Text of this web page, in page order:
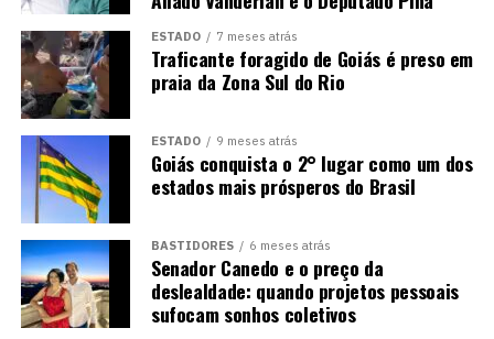
ESTADO 7 meses atrás
Traficante foragido de Goiás é preso em
praia da Zona Sul do Rio
ESTADO 9 meses atrás
Goiás conquista o 2° lugar como um dos
estados mais prósperos do Brasil
BASTIDORES 6 meses atrás
Senador Canedo e o preço da
deslealdade: quando projetos pessoais
sufocam sonhos coletivos